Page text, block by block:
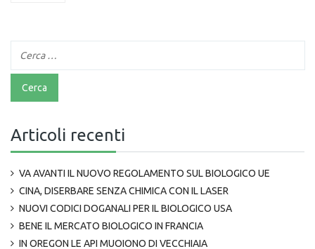
Articoli recenti
VA AVANTI IL NUOVO REGOLAMENTO SUL BIOLOGICO UE
CINA, DISERBARE SENZA CHIMICA CON IL LASER
NUOVI CODICI DOGANALI PER IL BIOLOGICO USA
BENE IL MERCATO BIOLOGICO IN FRANCIA
IN OREGON LE API MUOIONO DI VECCHIAIA